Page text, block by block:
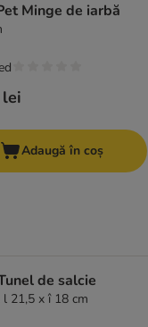
Minge de iarbă
Adaugă în coș
de salcie
l 21,5 x î 18 cm